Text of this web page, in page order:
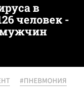
в
человек -
мужчин
#ПНЕВМОНИЯ